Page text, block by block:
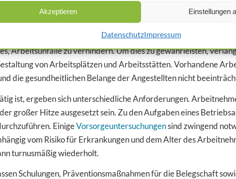
Akzeptieren Einstellungen
DatenschutzImpressum
des Arbeitsplatzes sollen weitere Gefährdungspotenziale zu
DEN BETRIEBSARZT
Arbeitsunfälle zu verhindern. Um dies zu gewährleisten,
von Arbeitsplätzen und Arbeitsstätten. Vorhandene
die gesundheitlichen Belange der Angestellten nicht
ist, ergeben sich unterschiedliche Anforderungen.
großer Hitze ausgesetzt sein. Zu den Aufgaben eines
EinigeVorsorgeuntersuchungensind zwingend
vom Risiko für Erkrankungen und dem Alter des
turnusmäßig wiederholt.
Schulungen, Präventionsmaßnahmen für die Belegschaft